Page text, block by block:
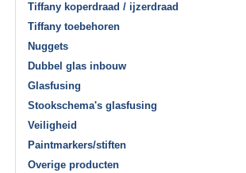
Tiffany koperdraad / ijzerdraad
Tiffany toebehoren
Nuggets
Dubbel glas inbouw
Glasfusing
Stookschema's glasfusing
Veiligheid
Paintmarkers/stiften
Overige producten